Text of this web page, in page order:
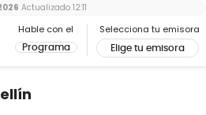
Hable con el
Programa
Selecciona tu emisora
Elige tu emisora
Actualizado 12:11